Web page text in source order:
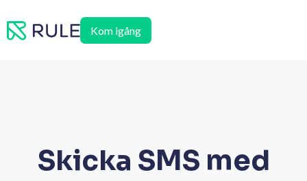
till
Kom igång
Skicka SMS med